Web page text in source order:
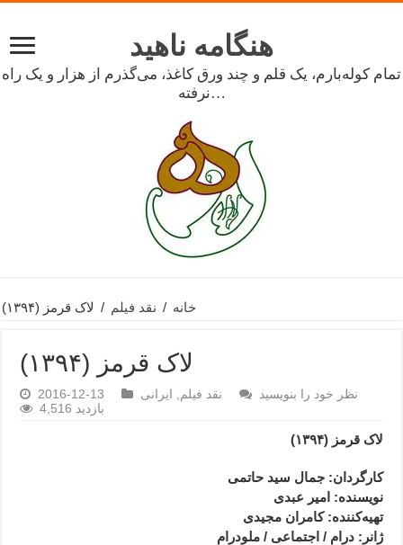
هنگامه ناهید
تمام کوله‌بارم، یک قلم و چند ورق کاغذ، می‌گذرم از هزار و یک راه
نرفته…
خانه / نقد فیلم / لاک قرمز (۱۳۹۴)
لاک قرمز (۱۳۹۴)
2016-12-13 نقد فیلم ایرانی
نظر خود را بنویسید
4,516 بازدید
لاک قرمز (۱۳۹۴)
کارگردان: جمال سید حاتمی
نویسنده: امیر عبدی
تهیه‌کننده: کامران مجیدی
ژانر : درام / اجتماعی / ملودرام